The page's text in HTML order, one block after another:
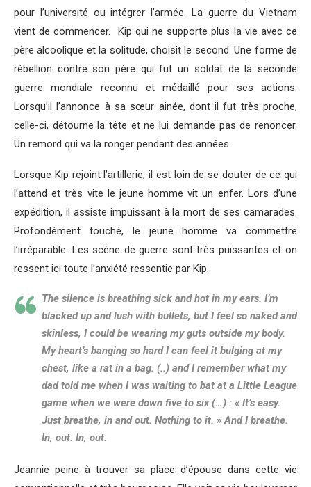
pour l’université ou intégrer l’armée. La guerre du Vietnam
vient de commencer. Kip qui ne supporte plus la vie avec ce
père alcoolique et la solitude, choisit le second. Une forme de
rébellion contre son père qui fut un soldat de la seconde
guerre mondiale reconnu et médaillé pour ses actions.
Lorsqu’il l’annonce à sa sœur ainée, dont il fut très proche,
celle-ci, détourne la tête et ne lui demande pas de renoncer.
Un remord qui va la ronger pendant des années.
Lorsque Kip rejoint l’artillerie, il est loin de se douter de ce qui
l’attend et très vite le jeune homme vit un enfer. Lors d’une
expédition, il assiste impuissant à la mort de ses camarades.
Profondément touché, le jeune homme va commettre
l’irréparable. Les scène de guerre sont très puissantes et on
ressent ici toute l’anxiété ressentie par Kip.
The silence is breathing sick and hot in my ears. I’m
blacked up and lush with bullets, but I feel so naked and
skinless, I could be wearing my guts outside my body.
My heart’s banging so hard I can feel it bulging at my
chest, like a rat in a bag. (..) and I remember what my
dad told me when I was waiting to bat at a Little League
game when we were down five to six (…) : « It’s easy.
Just breathe, in and out. Nothing to it. » And I breathe.
In, out. In, out.
Jeannie peine à trouver sa place d’épouse dans cette vie